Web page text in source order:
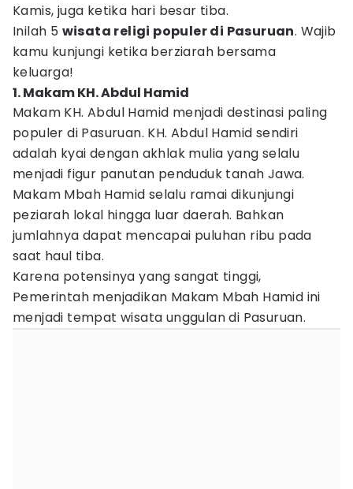
Kamis, juga ketika hari besar tiba.
Inilah 5 wisata religi populer di Pasuruan. Wajib
kamu kunjungi ketika berziarah bersama
keluarga!
1. Makam KH. Abdul Hamid
Makam KH. Abdul Hamid menjadi destinasi paling
populer di Pasuruan. KH. Abdul Hamid sendiri
adalah kyai dengan akhlak mulia yang selalu
menjadi figur panutan penduduk tanah Jawa.
Makam Mbah Hamid selalu ramai dikunjungi
peziarah lokal hingga luar daerah. Bahkan
jumlahnya dapat mencapai puluhan ribu pada
saat haul tiba.
Karena potensinya yang sangat tinggi,
Pemerintah menjadikan Makam Mbah Hamid ini
menjadi tempat wisata unggulan di Pasuruan.